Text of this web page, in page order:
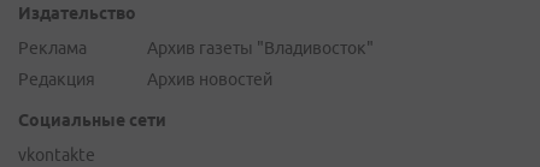
Издательство
Реклама
Редакция
Архив газеты "Владивосток"
Архив новостей
Социальные сети
vkontakte